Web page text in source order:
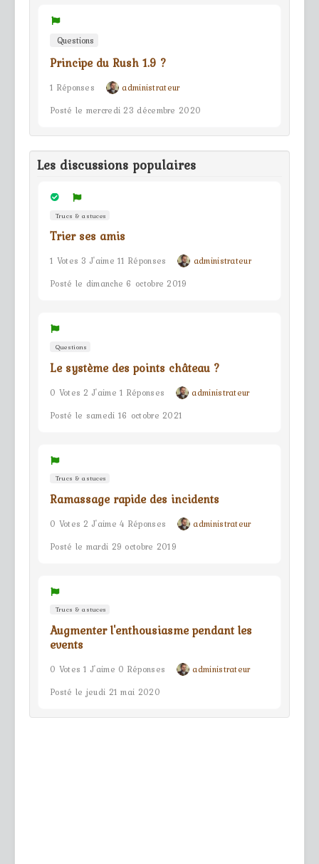
Questions
Principe du Rush 1.9 ?
1 Réponses
administrateur
Posté le mercredi 23 décembre 2020
Les discussions populaires
Trucs & astuces
Trier ses amis
1 Votes 3 J'aime 11 Réponses
administrateur
Posté le dimanche 6 octobre 2019
Questions
Le système des points château ?
0 Votes 2 J'aime 1 Réponses
administrateur
Posté le samedi 16 octobre 2021
Trucs & astuces
Ramassage rapide des incidents
0 Votes 2 J'aime 4 Réponses
administrateur
Posté le mardi 29 octobre 2019
Trucs & astuces
Augmenter l'enthousiasme pendant les
events
0 Votes 1 J'aime 0 Réponses
administrateur
Posté le jeudi 21 mai 2020